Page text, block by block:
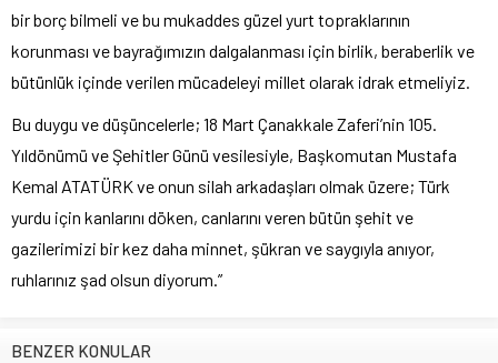
bir borç bilmeli ve bu mukaddes güzel yurt topraklarının
korunması ve bayrağımızın dalgalanması için birlik, beraberlik ve
bütünlük içinde verilen mücadeleyi millet olarak idrak etmeliyiz.
Bu duygu ve düşüncelerle; 18 Mart Çanakkale Zaferi’nin 105.
Yıldönümü ve Şehitler Günü vesilesiyle, Başkomutan Mustafa
Kemal ATATÜRK ve onun silah arkadaşları olmak üzere; Türk
yurdu için kanlarını döken, canlarını veren bütün şehit ve
gazilerimizi bir kez daha minnet, şükran ve saygıyla anıyor,
ruhlarınız şad olsun diyorum.”
BENZER KONULAR